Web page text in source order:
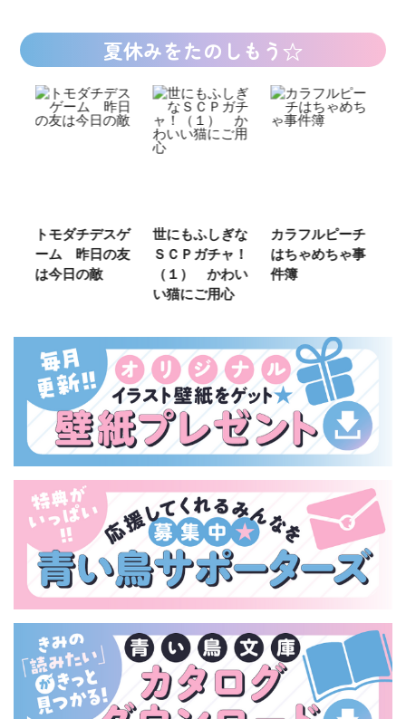
夏休みをたのしもう☆
トモダチデスゲ
ーム 昨日の友
は今日の敵
世にもふしぎな
ＳＣＰガチャ！
（１） かわい
い猫にご用心
カラフルピーチ
はちゃめちゃ事
件簿